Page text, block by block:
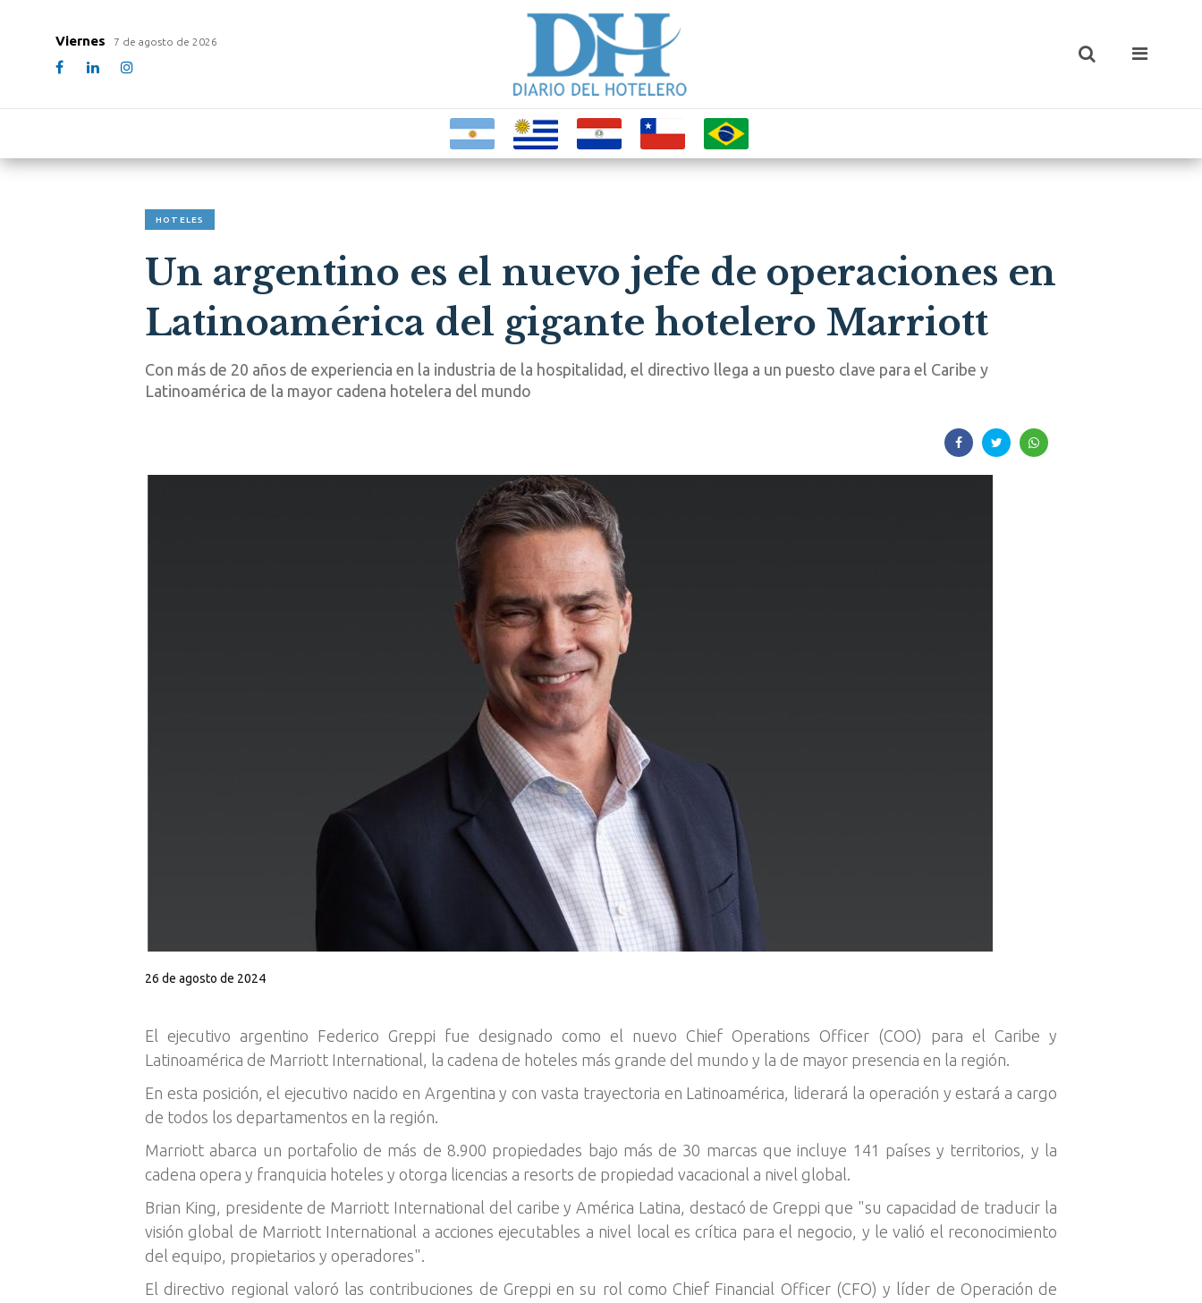
Viernes 7 de agosto de 2026
HOTELES
Un argentino es el nuevo jefe de operaciones en
Latinoamérica del gigante hotelero Marriott
Con más de 20 años de experiencia en la industria de la hospitalidad, el directivo llega a un puesto clave para el Caribe y
Latinoamérica de la mayor cadena hotelera del mundo
26 de agosto de 2024
El ejecutivo argentino Federico Greppi fue designado como el nuevo Chief Operations Officer (COO) para el Caribe y
Latinoamérica de Marriott International, la cadena de hoteles más grande del mundo y la de mayor presencia en la región.
En esta posición, el ejecutivo nacido en Argentina y con vasta trayectoria en Latinoamérica, liderará la operación y estará a cargo
de todos los departamentos en la región.
Marriott abarca un portafolio de más de 8.900 propiedades bajo más de 30 marcas que incluye 141 países y territorios, y la
cadena opera y franquicia hoteles y otorga licencias a resorts de propiedad vacacional a nivel global.
Brian King, presidente de Marriott International del caribe y América Latina, destacó de Greppi que "su capacidad de traducir la
visión global de Marriott International a acciones ejecutables a nivel local es crítica para el negocio, y le valió el reconocimiento
del equipo, propietarios y operadores".
El directivo regional valoró las contribuciones de Greppi en su rol como Chief Financial Officer (CFO) y líder de Operación de